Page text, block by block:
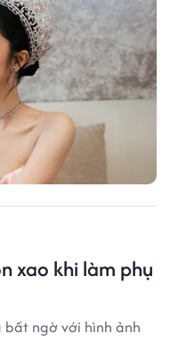
xao khi làm phụ
ngờ với hình ảnh